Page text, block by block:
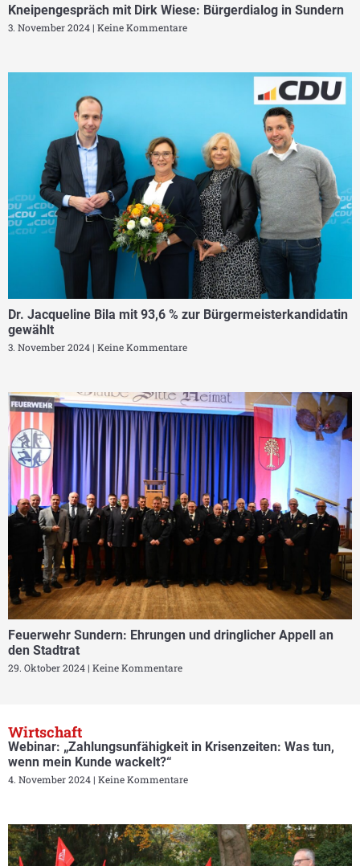
Kneipengespräch mit Dirk Wiese: Bürgerdialog in Sundern
3. November 2024 Keine Kommentare
Dr. Jacqueline Bila mit 93,6 % zur Bürgermeisterkandidatin
gewählt
3. November 2024 Keine Kommentare
Feuerwehr Sundern: Ehrungen und dringlicher Appell an
den Stadtrat
29. Oktober 2024 Keine Kommentare
Wirtschaft
Webinar: „Zahlungsunfähigkeit in Krisenzeiten: Was tun,
wenn mein Kunde wackelt?“
4. November 2024 Keine Kommentare